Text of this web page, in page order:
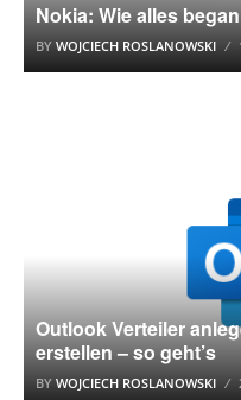
Nokia: Wie alles
BY WOJCIECH ROSLANOWSKI
Outlook Verteiler
erstellen – so geht’s
BY WOJCIECH ROSLANOWSKI